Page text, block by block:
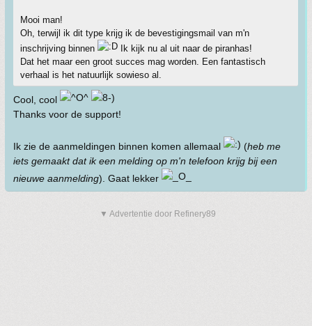
Mooi man!
Oh, terwijl ik dit type krijg ik de bevestigingsmail van m'n
inschrijving binnen
Ik kijk nu al uit naar de piranhas!
Dat het maar een groot succes mag worden. Een fantastisch
verhaal is het natuurlijk sowieso al.
Cool, cool
Thanks voor de support!
Ik zie de aanmeldingen binnen komen allemaal (heb me
iets gemaakt dat ik een melding op m'n telefoon krijg bij een
nieuwe aanmelding). Gaat lekker
▼ Advertentie door Refinery89